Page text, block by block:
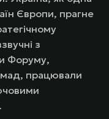
Європи, прагне
з
Форуму,
працювали